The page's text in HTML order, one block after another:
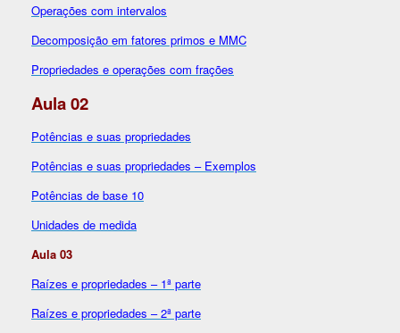
Operações com intervalos
Decomposição em fatores primos e MMC
Propriedades e operações com frações
Aula 02
Potências e suas propriedades
Potências e suas propriedades – Exemplos
Potências de base 10
Unidades de medida
Aula 03
Raízes e propriedades – 1ª parte
Raízes e propriedades – 2ª parte